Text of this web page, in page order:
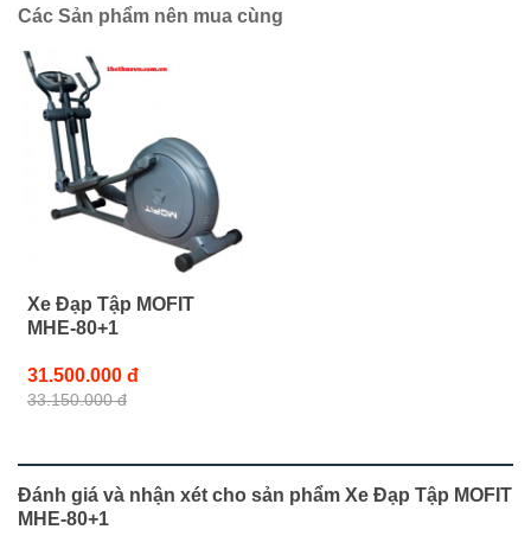
Các Sản phẩm nên mua cùng
Xe Đạp Tập MOFIT
MHE-80+1
31.500.000 đ
33.150.000 đ
Đánh giá và nhận xét cho sản phẩm Xe Đạp Tập MOFIT
MHE-80+1